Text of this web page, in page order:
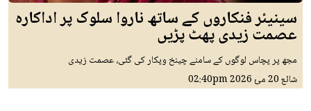
سینیئر فنکاروں کے ساتھ ناروا سلوک پر اداکارہ
عصمت زیدی پھٹ پڑیں
مجھ پر پچاس لوگوں کے سامنے چینخ وپکار کی گئی، عصمت زیدی
شائع20 مئ 2026 02:40pm